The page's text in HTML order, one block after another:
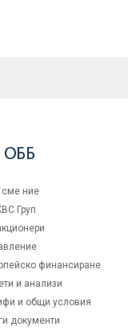
ОББ
сме ние
Груп
финансиране
и анализи
и общи условия
документи